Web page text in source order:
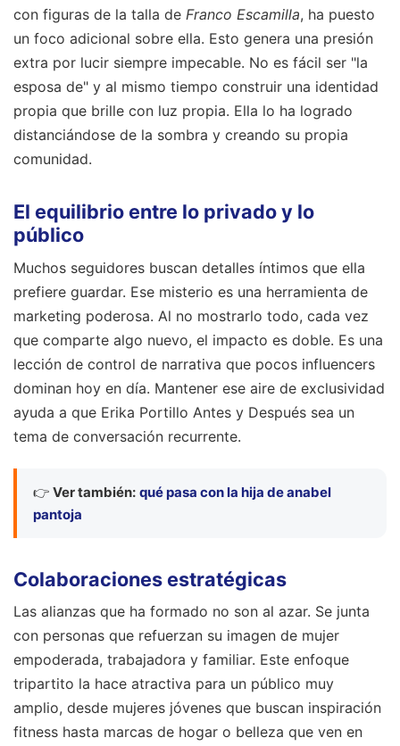
con figuras de la talla de Franco Escamilla, ha puesto
un foco adicional sobre ella. Esto genera una presión
extra por lucir siempre impecable. No es fácil ser "la
esposa de" y al mismo tiempo construir una identidad
propia que brille con luz propia. Ella lo ha logrado
distanciándose de la sombra y creando su propia
comunidad.
El equilibrio entre lo privado y lo
público
Muchos seguidores buscan detalles íntimos que ella
prefiere guardar. Ese misterio es una herramienta de
marketing poderosa. Al no mostrarlo todo, cada vez
que comparte algo nuevo, el impacto es doble. Es una
lección de control de narrativa que pocos influencers
dominan hoy en día. Mantener ese aire de exclusividad
ayuda a que Erika Portillo Antes y Después sea un
tema de conversación recurrente.
👉 Ver también: qué pasa con la hija de anabel
pantoja
Colaboraciones estratégicas
Las alianzas que ha formado no son al azar. Se junta
con personas que refuerzan su imagen de mujer
empoderada, trabajadora y familiar. Este enfoque
tripartito la hace atractiva para un público muy
amplio, desde mujeres jóvenes que buscan inspiración
fitness hasta marcas de hogar o belleza que ven en